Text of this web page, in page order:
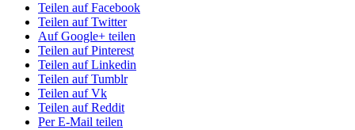
Teilen auf Facebook
Teilen auf Twitter
Auf Google+ teilen
Teilen auf Pinterest
Teilen auf Linkedin
Teilen auf Tumblr
Teilen auf Vk
Teilen auf Reddit
Per E-Mail teilen